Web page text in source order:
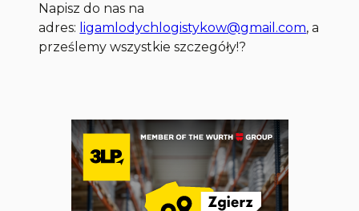
Napisz do nas na
adres: ligamlodychlogistykow@gmail.com, a
prześlemy wszystkie szczegóły!?